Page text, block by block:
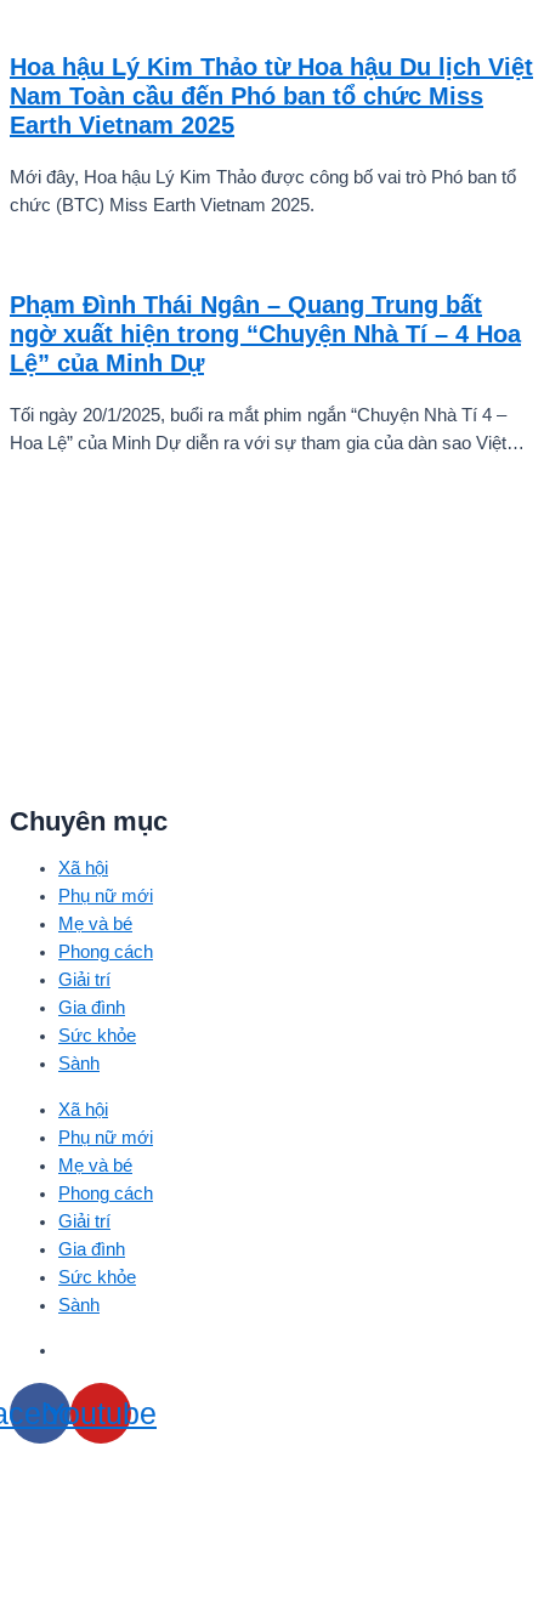
ấn tượng mạnh với giọng hát trữ tình sâu lắng, mang đậm hơi thở
quê hương.
Hoa hậu Lý Kim Thảo từ Hoa hậu Du lịch Việt
Nam Toàn cầu đến Phó ban tổ chức Miss
Earth Vietnam 2025
Mới đây, Hoa hậu Lý Kim Thảo được công bố vai trò Phó ban tổ
chức (BTC) Miss Earth Vietnam 2025.
Phạm Đình Thái Ngân – Quang Trung bất
ngờ xuất hiện trong “Chuyện Nhà Tí – 4 Hoa
Lệ” của Minh Dự
Tối ngày 20/1/2025, buổi ra mắt phim ngắn “Chuyện Nhà Tí 4 –
Hoa Lệ” của Minh Dự diễn ra với sự tham gia của dàn sao Việt
Chuyên mục
Xã hội
Phụ nữ mới
Mẹ và bé
Phong cách
Giải trí
Gia đình
Sức khỏe
Sành
Xã hội
Phụ nữ mới
Mẹ và bé
Phong cách
Giải trí
Gia đình
Sức khỏe
Sành
Youtube